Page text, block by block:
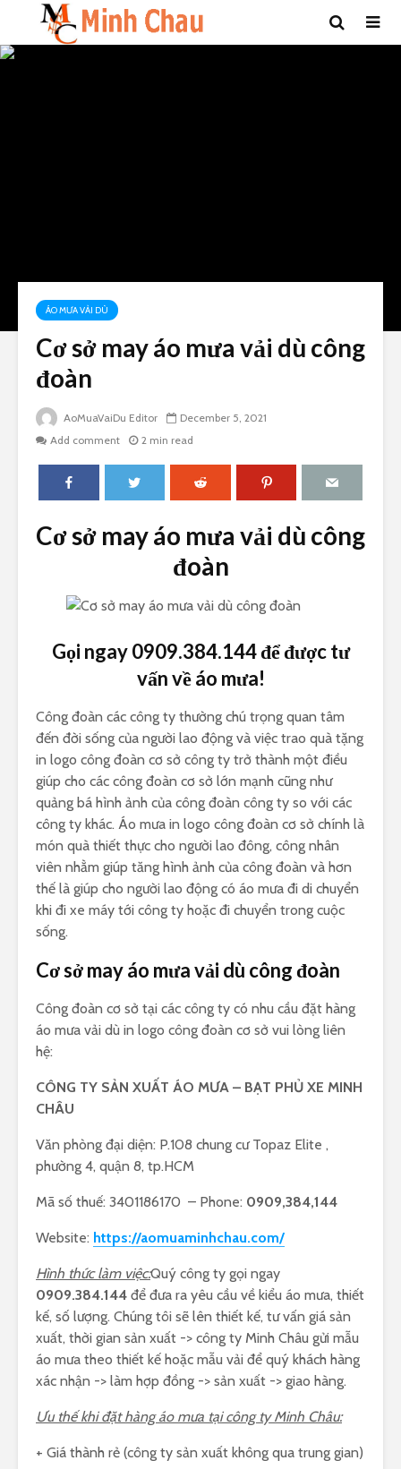
ÁO MƯA VẢI DÙ
Cơ sở may áo mưa vải dù công
đoàn
AoMuaVaiDu Editor
December 5, 2021
Add comment
2 min read
Cơ sở may áo mưa vải dù công
đoàn
Gọi ngay 0909.384.144 để được tư
vấn về áo mưa!
Công đoàn các công ty thường chú trọng quan tâm
đến đời sống của người lao động và việc trao quà tặng
in logo công đoàn cơ sở công ty trở thành một điều
giúp cho các công đoàn cơ sở lớn mạnh cũng như
quảng bá hình ảnh của công đoàn công ty so với các
công ty khác. Áo mưa in logo công đoàn cơ sở chính là
món quà thiết thực cho người lao đông, công nhân
viên nhằm giúp tăng hình ảnh của công đoàn và hơn
thế là giúp cho người lao động có áo mưa đi di chuyển
khi đi xe máy tới công ty hoặc đi chuyển trong cuộc
sống.
Cơ sở may áo mưa vải dù công đoàn
Công đoàn cơ sở tại các công ty có nhu cầu đặt hàng
áo mưa vải dù in logo công đoàn cơ sở vui lòng liên
hệ:
CÔNG TY SẢN XUẤT ÁO MƯA – BẠT PHỦ XE MINH
CHÂU
Văn phòng đại diện: P.108 chung cư Topaz Elite ,
phường 4, quận 8, tp.HCM
Mã số thuế: 3401186170 – Phone: 0909,384,144
Website: https://aomuaminhchau.com/
Hình thức làm việc:Quý công ty gọi ngay
0909.384.144 để đưa ra yêu cầu về kiểu áo mưa, thiết
kế, số lượng. Chúng tôi sẽ lên thiết kế, tư vấn giá sản
xuất, thời gian sản xuất -> công ty Minh Châu gửi mẫu
áo mưa theo thiết kế hoặc mẫu vải để quý khách hàng
xác nhận -> làm hợp đồng -> sản xuất -> giao hàng.
Ưu thế khi đặt hàng áo mưa tại công ty Minh Châu:
+ Giá thành rẻ (công ty sản xuất không qua trung gian)